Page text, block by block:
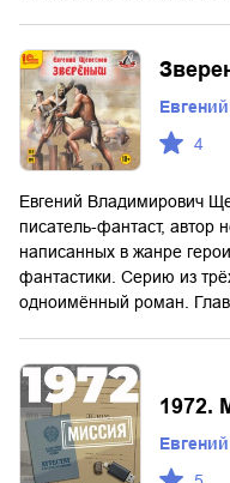
4
Евгений Владимирович
писатель-фантаст, автор
написанных в жанре
фантастики. Серию из
одноимённый роман.
1972.